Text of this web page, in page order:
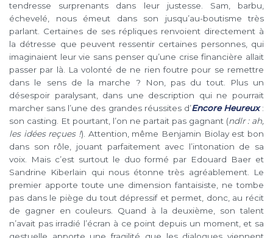
tendresse surprenants dans leur justesse. Sam, barbu,
échevelé, nous émeut dans son jusqu’au-boutisme très
parlant. Certaines de ses répliques renvoient directement à
la détresse que peuvent ressentir certaines personnes, qui
imaginaient leur vie sans penser qu’une crise financière allait
passer par là. La volonté de ne rien foutre pour se remettre
dans le sens de la marche ? Non, pas du tout. Plus un
désespoir paralysant, dans une description qui ne pourrait
marcher sans l’une des grandes réussites d’Encore Heureux:
son casting. Et pourtant, l’on ne partait pas gagnant (ndlr : ah,
les idées reçues !). Attention, même Benjamin Biolay est bon
dans son rôle, jouant parfaitement avec l’intonation de sa
voix. Mais c’est surtout le duo formé par Edouard Baer et
Sandrine Kiberlain qui nous étonne très agréablement. Le
premier apporte toute une dimension fantaisiste, ne tombe
pas dans le piège du tout dépressif et permet, donc, au récit
de gagner en couleurs. Quand à la deuxième, son talent
n’avait pas irradié l’écran à ce point depuis un moment, et sa